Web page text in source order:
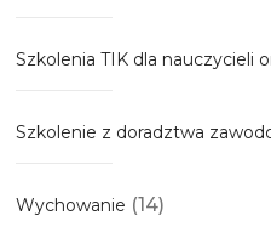
Szkolenia TIK dla nauczycieli
Szkolenie z doradztwa
Wychowanie (14)